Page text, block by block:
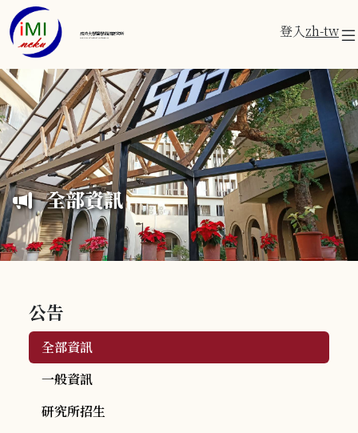
成功大學醫學資訊研究所
Institute of Medical Informatics 登入zh-tw
全部資訊
公告
全部資訊
一般資訊
研究所招生